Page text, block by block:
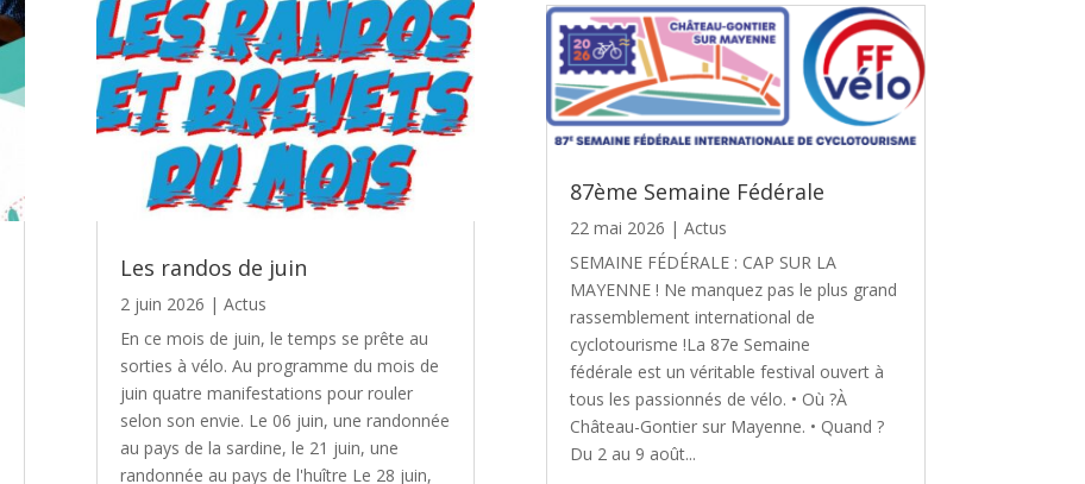
Les randos de juin
2 juin 2026 | Actus
En ce mois de juin, le temps se prête au
sorties à vélo. Au programme du mois de
juin quatre manifestations pour rouler
selon son envie. Le 06 juin, une randonnée
au pays de la sardine, le 21 juin, une
randonnée au pays de l'huître Le 28 juin,
87ème Semaine Fédérale
22 mai 2026 | Actus
SEMAINE FÉDÉRALE : CAP SUR LA
MAYENNE ! Ne manquez pas le plus grand
rassemblement international de
cyclotourisme !La 87e Semaine
fédérale est un véritable festival ouvert à
tous les passionnés de vélo. • Où ?À
Château-Gontier sur Mayenne. • Quand ?
Du 2 au 9 août...